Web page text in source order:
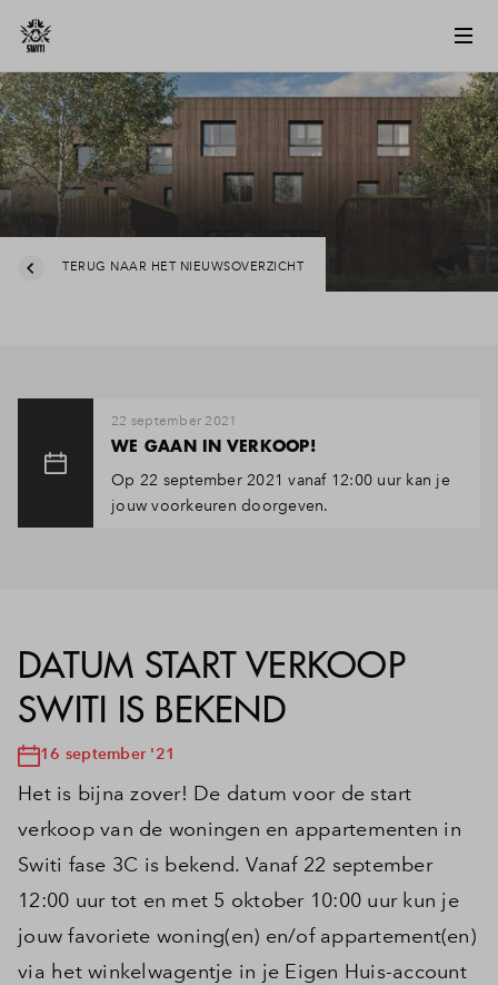
TERUG NAAR HET NIEUWSOVERZICHT
22 september 2021
WE GAAN IN VERKOOP!
Op 22 september 2021 vanaf 12:00 uur kan je
jouw voorkeuren doorgeven.
DATUM START VERKOOP
SWITI IS BEKEND
16 september '21
Het is bijna zover! De datum voor de start
verkoop van de woningen en appartementen in
Switi fase 3C is bekend. Vanaf 22 september
12:00 uur tot en met 5 oktober 10:00 uur kun je
jouw favoriete woning(en) en/of appartement(en)
via het winkelwagentje in je Eigen Huis-account